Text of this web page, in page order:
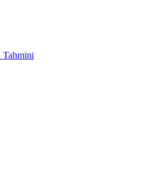
Tahmini